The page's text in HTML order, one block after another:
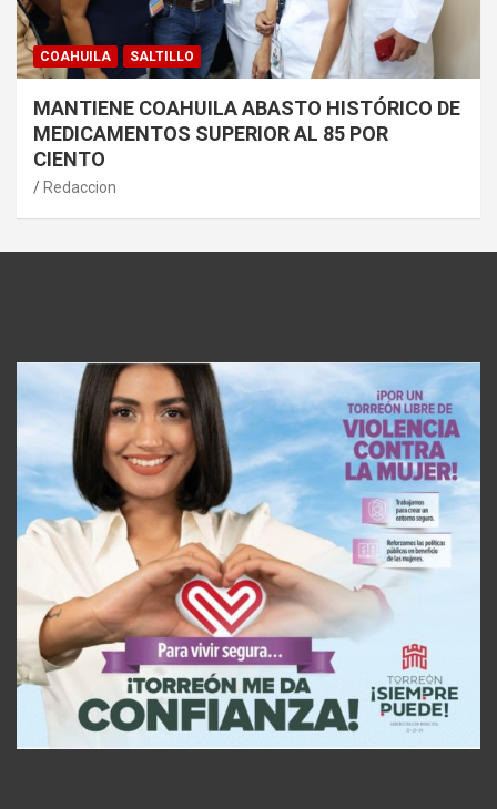
COAHUILA SALTILLO
MANTIENE COAHUILA ABASTO HISTÓRICO DE
MEDICAMENTOS SUPERIOR AL 85 POR
CIENTO
Redaccion